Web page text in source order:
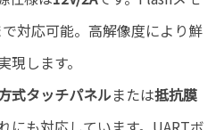
で対応可能。高解像度により鮮
します。
式タッチパネルまたは抵抗膜